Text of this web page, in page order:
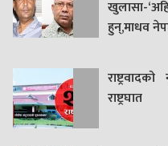
खुलासा-
हुन्,माधव
राष्ट्रघात